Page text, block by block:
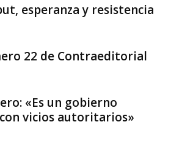
esperanza y resistencia
22 de Contraeditorial
«Es un gobierno
vicios autoritarios»